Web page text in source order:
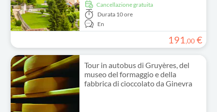
Cancellazione gratuita
Durata 10 ore
En
191,00 €
Tour in autobus di Gruyères, del
museo del formaggio e della
fabbrica di cioccolato da Ginevra